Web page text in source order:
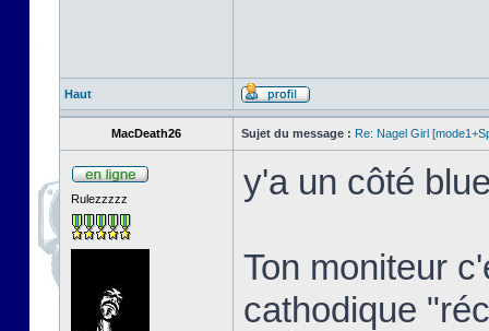
Haut
MacDeath26 Sujet du message : Re: Nagel Girl
Rulezzzzz y'a un côté
Ton moniteur
cathodique